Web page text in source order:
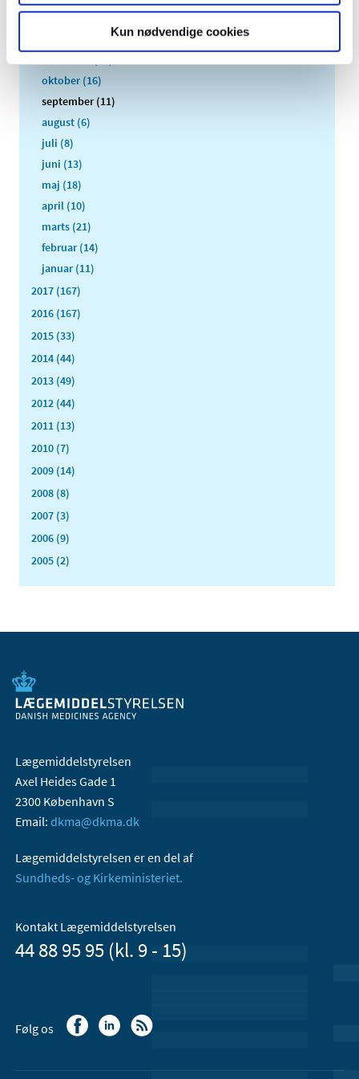
Kun nødvendige cookies
2018 (150)
oktober (16)
september (11)
august (6)
juli (8)
juni (13)
maj (18)
april (10)
marts (21)
februar (14)
januar (11)
2017 (167)
2016 (167)
2015 (33)
2014 (44)
2013 (49)
2012 (44)
2011 (13)
2010 (7)
2009 (14)
2008 (8)
2007 (3)
2006 (9)
2005 (2)
Lægemiddelstyrelsen
Axel Heides Gade 1
2300 København S
Email: dkma@dkma.dk
Lægemiddelstyrelsen er en del af
Sundheds- og Kirkeministeriet.
Kontakt Lægemiddelstyrelsen
44 88 95 95 (kl. 9 - 15)
Følg os